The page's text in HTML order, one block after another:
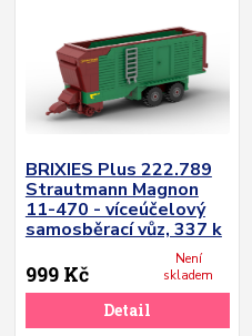
BRIXIES Plus 222.789
Strautmann Magnon
11-470 - víceúčelový
samosběrací vůz, 337 k
999 Kč
Není
skladem
Detail